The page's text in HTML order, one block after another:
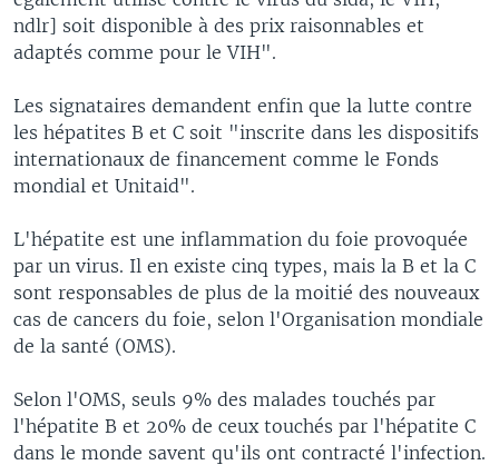
ndlr] soit disponible à des prix raisonnables et
adaptés comme pour le VIH".
Les signataires demandent enfin que la lutte contre
les hépatites B et C soit "inscrite dans les dispositifs
internationaux de financement comme le Fonds
mondial et Unitaid".
L'hépatite est une inflammation du foie provoquée
par un virus. Il en existe cinq types, mais la B et la C
sont responsables de plus de la moitié des nouveaux
cas de cancers du foie, selon l'Organisation mondiale
de la santé (OMS).
Selon l'OMS, seuls 9% des malades touchés par
l'hépatite B et 20% de ceux touchés par l'hépatite C
dans le monde savent qu'ils ont contracté l'infection.